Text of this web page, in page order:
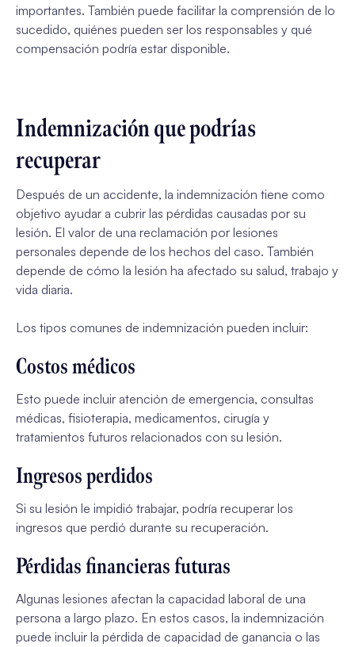
importantes. También puede facilitar la comprensión de lo
sucedido, quiénes pueden ser los responsables y qué
compensación podría estar disponible.
Indemnización que podrías
recuperar
Después de un accidente, la indemnización tiene como
objetivo ayudar a cubrir las pérdidas causadas por su
lesión. El valor de una reclamación por lesiones
personales depende de los hechos del caso. También
depende de cómo la lesión ha afectado su salud, trabajo y
vida diaria.
Los tipos comunes de indemnización pueden incluir:
Costos médicos
Esto puede incluir atención de emergencia, consultas
médicas, fisioterapia, medicamentos, cirugía y
tratamientos futuros relacionados con su lesión.
Ingresos perdidos
Si su lesión le impidió trabajar, podría recuperar los
ingresos que perdió durante su recuperación.
Pérdidas financieras futuras
Algunas lesiones afectan la capacidad laboral de una
persona a largo plazo. En estos casos, la indemnización
puede incluir la pérdida de capacidad de ganancia o las